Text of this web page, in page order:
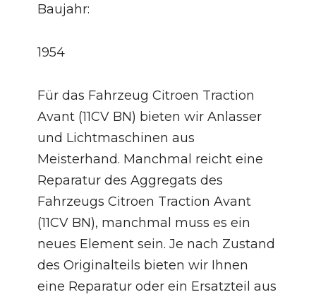
Baujahr:
1954
Für das Fahrzeug Citroen Traction
Avant (11CV BN) bieten wir Anlasser
und Lichtmaschinen aus
Meisterhand. Manchmal reicht eine
Reparatur des Aggregats des
Fahrzeugs Citroen Traction Avant
(11CV BN), manchmal muss es ein
neues Element sein. Je nach Zustand
des Originalteils bieten wir Ihnen
eine Reparatur oder ein Ersatzteil aus